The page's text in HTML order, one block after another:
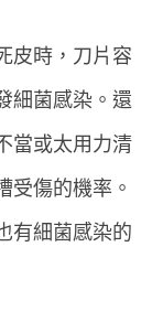
皮時，刀片容
細菌感染。還
當或太用力清
受傷的機率。
有細菌感染的